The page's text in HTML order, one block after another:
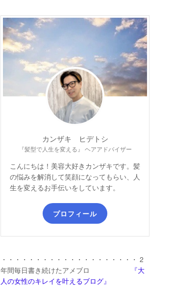
カンザキ ヒデトシ
『髪型で人生を変える』 ヘアアドバイザー
こんにちは！美容大好きカンザキです。髪
の悩みを解消して笑顔になってもらい、人
生を変えるお手伝いをしています。
プロフィール
・・・・・・・・・・・・・・・・・・・・ 2
年間毎日書き続けたアメブロ 『大
人の女性のキレイを叶えるブログ』